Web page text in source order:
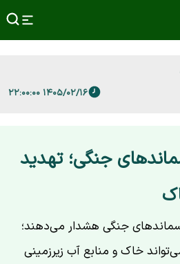
۱۴۰۵/۰۲/۱۶ ۲۲:۰۰:۰۰
جنگی؛ تهدید
جنگی هشدار می‌دهند؛
خاک و منابع آب زیرزمینی